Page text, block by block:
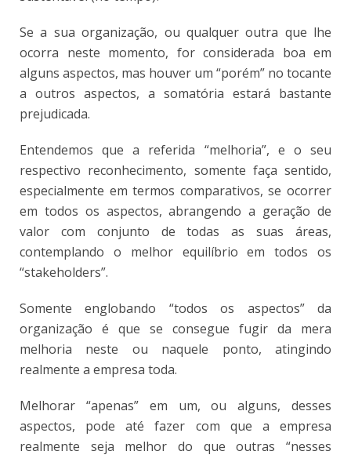
Se a sua organização, ou qualquer outra que lhe
ocorra neste momento, for considerada boa em
alguns aspectos, mas houver um “porém” no tocante
a outros aspectos, a somatória estará bastante
prejudicada.
Entendemos que a referida “melhoria”, e o seu
respectivo reconhecimento, somente faça sentido,
especialmente em termos comparativos, se ocorrer
em todos os aspectos, abrangendo a geração de
valor com conjunto de todas as suas áreas,
contemplando o melhor equilíbrio em todos os
“stakeholders”.
Somente englobando “todos os aspectos” da
organização é que se consegue fugir da mera
melhoria neste ou naquele ponto, atingindo
realmente a empresa toda.
Melhorar “apenas” em um, ou alguns, desses
aspectos, pode até fazer com que a empresa
realmente seja melhor do que outras “nesses